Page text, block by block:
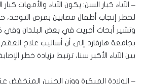
– الآباء كبار السن: يكون الآباء والأمهات
لخطر إنجاب أطفال مصابين بمرض التوحد،
وتشير أبحاث أجريت في بعض البلدان وفي
بجامعة هارفارد إلى أن أساليب علاج
بين الآباء الأكبر سنا، ترتبط بزيادة خطر
– الولادة المبكرة ووزن الجنين المنخفض